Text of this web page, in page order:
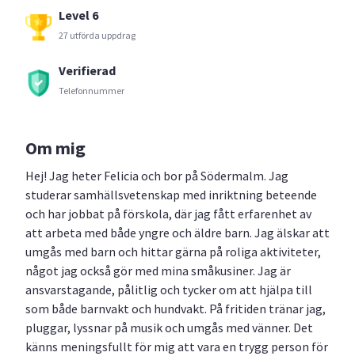
Level 6
27 utförda uppdrag
Verifierad
Telefonnummer
Om mig
Hej! Jag heter Felicia och bor på Södermalm. Jag
studerar samhällsvetenskap med inriktning beteende
och har jobbat på förskola, där jag fått erfarenhet av
att arbeta med både yngre och äldre barn. Jag älskar att
umgås med barn och hittar gärna på roliga aktiviteter,
något jag också gör med mina småkusiner. Jag är
ansvarstagande, pålitlig och tycker om att hjälpa till
som både barnvakt och hundvakt. På fritiden tränar jag,
pluggar, lyssnar på musik och umgås med vänner. Det
känns meningsfullt för mig att vara en trygg person för